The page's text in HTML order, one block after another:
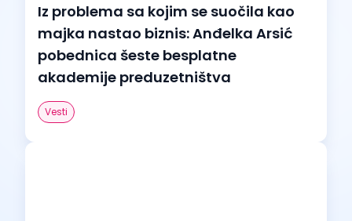
Iz problema sa kojim se suočila kao
majka nastao biznis: Anđelka Arsić
pobednica šeste besplatne
akademije preduzetništva
Vesti